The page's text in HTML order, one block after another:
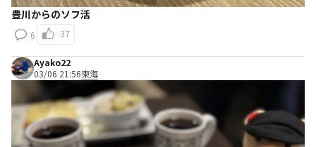
豊川からのソフ活
6 37
Ayako22
03/06 21:56東海